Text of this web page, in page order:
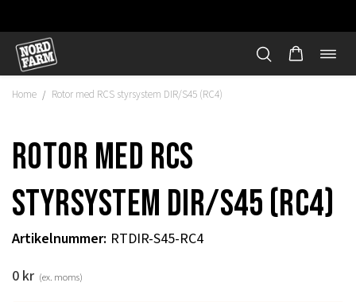
Hoppa
innehåll
Home / Rotor med RCS styrsystem DIR/S45 (RC4)
Rotor med RCS
styrsystem DIR/S45 (RC4)
Artikelnummer: RTDIR-S45-RC4
0 kr (ex. moms)